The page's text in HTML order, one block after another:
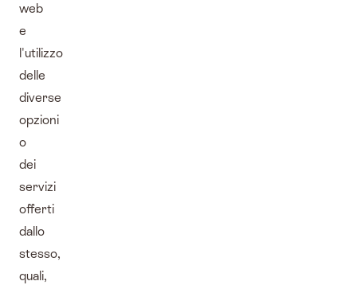
web
e
l'utilizzo
delle
diverse
opzioni
o
dei
servizi
offerti
dallo
stesso,
quali,